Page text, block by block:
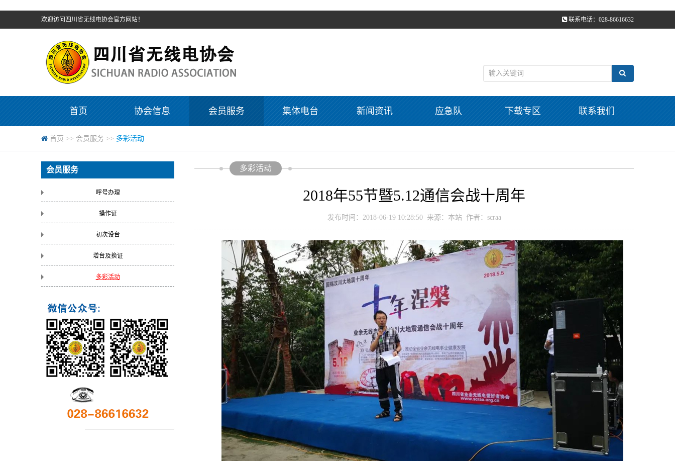
联系电话：028-86616632
欢迎访问四川省无线电协会官方网站！
首页 协会信息 会员服务 集体电台 新闻资讯 应急队 下载专区 联系我们
首页 >> 会员服务 >> 多彩活动
会员服务
呼号办理
操作证
初次设台
增台及换证
多彩活动
多彩活动
2018年55节暨5.12通信会战十周年
发布时间：2018-06-19 10:28:50 来源：本站 作者：scraa